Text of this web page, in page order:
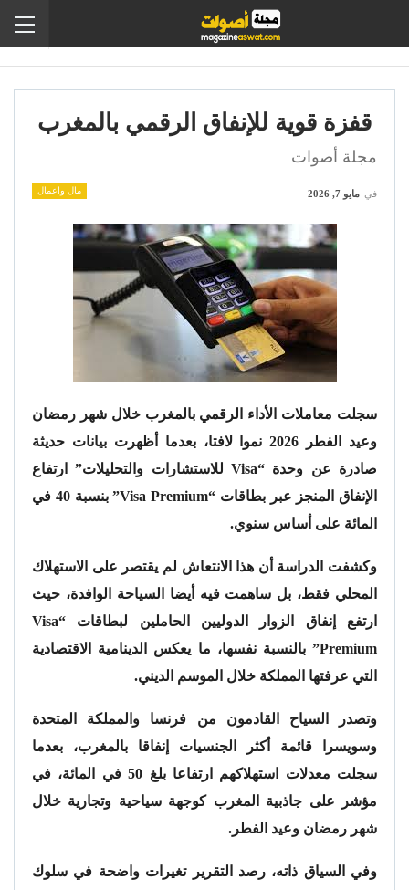
قفزة قوية للإنفاق الرقمي بالمغرب
مجلة أصوات
مال واعمال في مايو 7, 2026
سجلت معاملات الأداء الرقمي بالمغرب خلال شهر رمضان
وعيد الفطر 2026 نموا لافتا، بعدما أظهرت بيانات حديثة
صادرة عن وحدة “Visa للاستشارات والتحليلات” ارتفاع
الإنفاق المنجز عبر بطاقات “Visa Premium” بنسبة 40 في
المائة على أساس سنوي.
وكشفت الدراسة أن هذا الانتعاش لم يقتصر على الاستهلاك
المحلي فقط، بل ساهمت فيه أيضا السياحة الوافدة، حيث
ارتفع إنفاق الزوار الدوليين الحاملين لبطاقات “Visa
Premium” بالنسبة نفسها، ما يعكس الدينامية الاقتصادية
التي عرفتها المملكة خلال الموسم الديني.
وتصدر السياح القادمون من فرنسا والمملكة المتحدة
وسويسرا قائمة أكثر الجنسيات إنفاقا بالمغرب، بعدما
سجلت معدلات استهلاكهم ارتفاعا بلغ 50 في المائة، في
مؤشر على جاذبية المغرب كوجهة سياحية وتجارية خلال
شهر رمضان وعيد الفطر.
وفي السياق ذاته، رصد التقرير تغيرات واضحة في سلوك